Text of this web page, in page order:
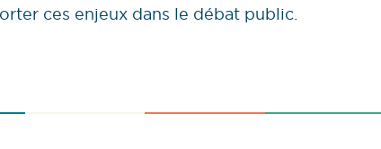
ces enjeux dans le débat public.